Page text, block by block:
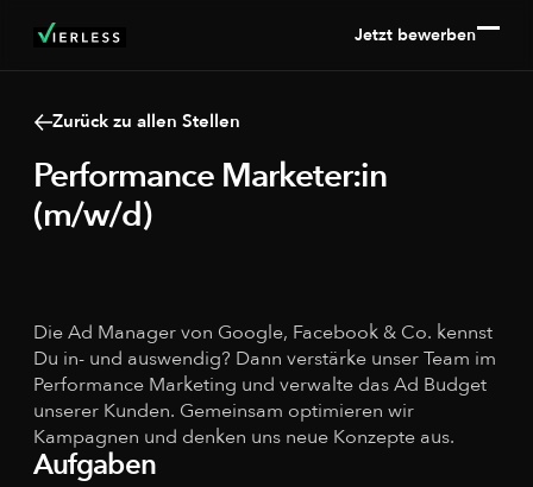
Jetzt bewerben
Zurück zu allen Stellen
Performance Marketer:in
(m/w/d)
Die Ad Manager von Google, Facebook & Co. kennst
Du in- und auswendig? Dann verstärke unser Team im
Performance Marketing und verwalte das Ad Budget
unserer Kunden. Gemeinsam optimieren wir
Kampagnen und denken uns neue Konzepte aus.
Aufgaben